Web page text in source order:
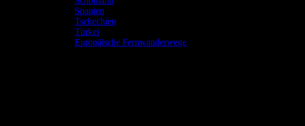
Spanien
Tschechien
Türkei
Europäische Fernwanderwege